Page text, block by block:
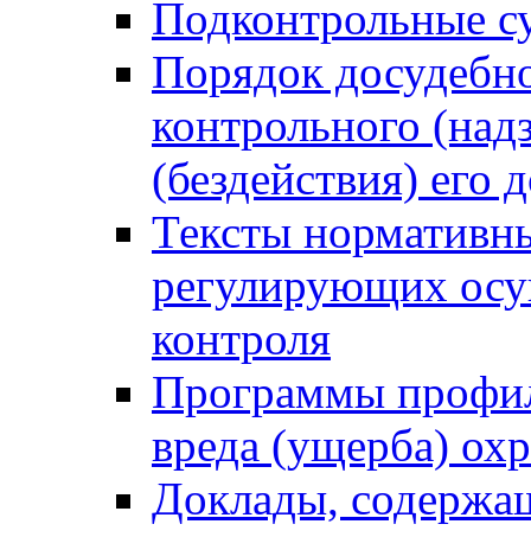
Подконтрольные
Порядок
контрольного
(бездействия)
Тексты
регулирующих
контроля
Программы
вреда (ущерба)
Доклады,